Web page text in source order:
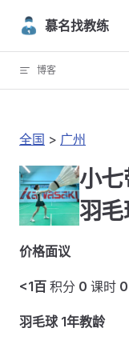
Skip to content
慕名找教练
博客
全国 > 广州
小
羽
价格面议
<1百 积分 0 课时 0
羽毛球 1年教龄